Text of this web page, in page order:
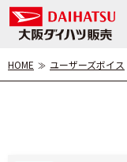
HOME ユーザーズボイス